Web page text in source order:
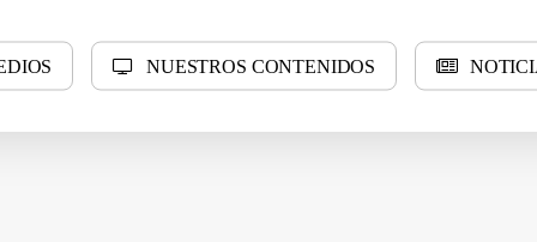
DIOS NUESTROS CONTENIDOS NOTICI